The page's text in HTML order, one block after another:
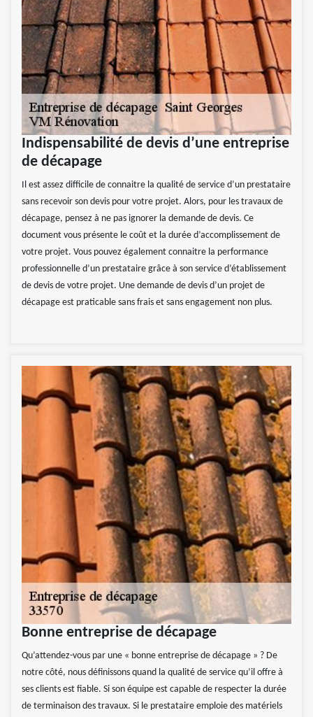
Indispensabilité de devis d’une entreprise
de décapage
Il est assez difficile de connaitre la qualité de service d’un prestataire
sans recevoir son devis pour votre projet. Alors, pour les travaux de
décapage, pensez à ne pas ignorer la demande de devis. Ce
document vous présente le coût et la durée d’accomplissement de
votre projet. Vous pouvez également connaitre la performance
professionnelle d’un prestataire grâce à son service d’établissement
de devis de votre projet. Une demande de devis d’un projet de
décapage est praticable sans frais et sans engagement non plus.
Bonne entreprise de décapage
Qu’attendez-vous par une « bonne entreprise de décapage » ? De
notre côté, nous définissons quand la qualité de service qu’il offre à
ses clients est fiable. Si son équipe est capable de respecter la durée
de terminaison des travaux. Si le prestataire emploie des matériels